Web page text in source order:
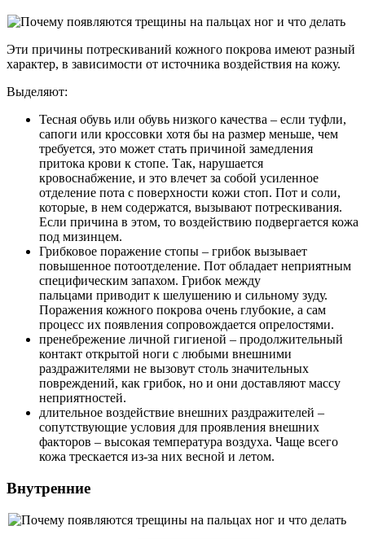
Эти причины потрескиваний кожного покрова имеют разный
характер, в зависимости от источника воздействия на кожу.
Выделяют:
Тесная обувь или обувь низкого качества – если туфли,
сапоги или кроссовки хотя бы на размер меньше, чем
требуется, это может стать причиной замедления
притока крови к стопе. Так, нарушается
кровоснабжение, и это влечет за собой усиленное
отделение пота с поверхности кожи стоп. Пот и соли,
которые, в нем содержатся, вызывают потрескивания.
Если причина в этом, то воздействию подвергается кожа
под мизинцем.
Грибковое поражение стопы – грибок вызывает
повышенное потоотделение. Пот обладает неприятным
специфическим запахом. Грибок между
пальцами приводит к шелушению и сильному зуду.
Поражения кожного покрова очень глубокие, а сам
процесс их появления сопровождается опрелостями.
пренебрежение личной гигиеной – продолжительный
контакт открытой ноги с любыми внешними
раздражителями не вызовут столь значительных
повреждений, как грибок, но и они доставляют массу
неприятностей.
длительное воздействие внешних раздражителей –
сопутствующие условия для проявления внешних
факторов – высокая температура воздуха. Чаще всего
кожа трескается из-за них весной и летом.
Внутренние